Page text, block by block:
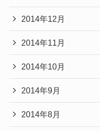
2014年12月
2014年11月
2014年10月
2014年9月
2014年8月